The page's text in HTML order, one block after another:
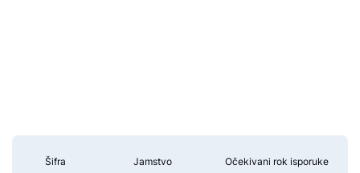
Šifra Jamstvo Očekivani rok isporuke